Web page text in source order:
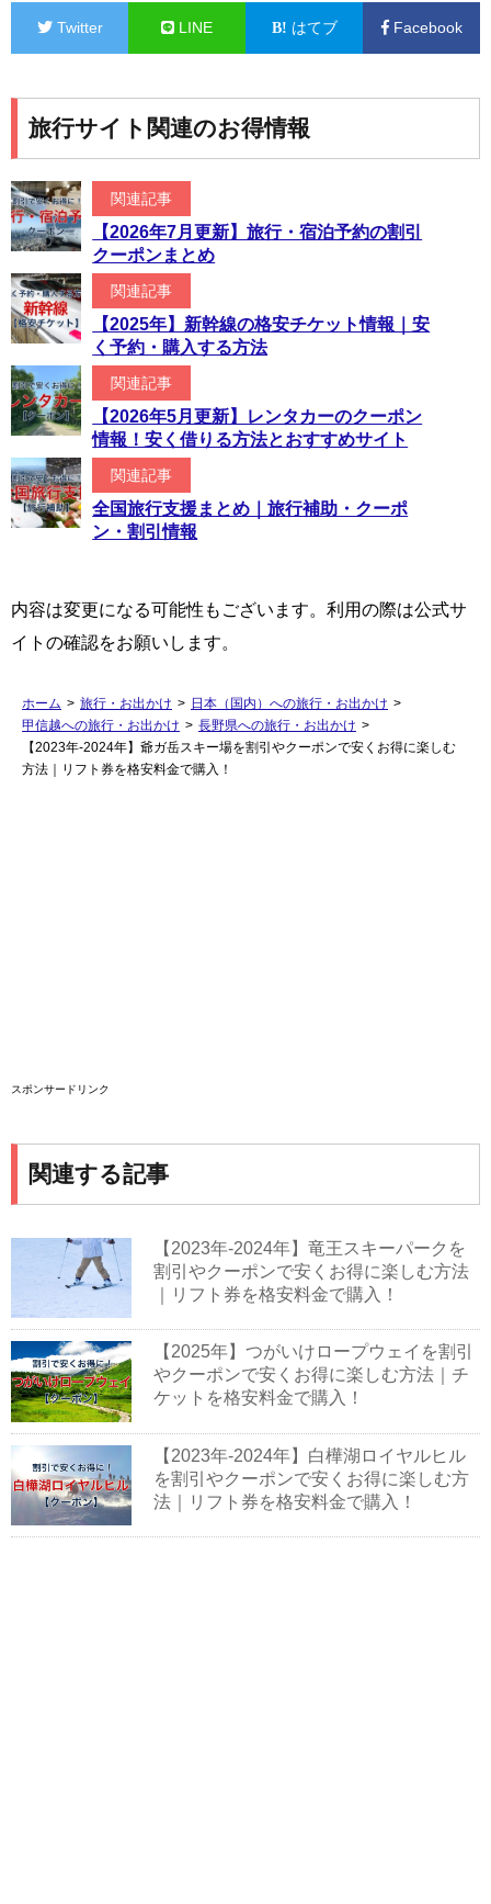
Twitter LINE はてブ Facebook
旅行サイト関連のお得情報
関連記事
【2026年7月更新】旅行・宿泊予約の割引
クーポンまとめ
関連記事
【2025年】新幹線の格安チケット情報｜安
く予約・購入する方法
関連記事
【2026年5月更新】レンタカーのクーポン
情報！安く借りる方法とおすすめサイト
関連記事
全国旅行支援まとめ｜旅行補助・クーポ
ン・割引情報
内容は変更になる可能性もございます。利用の際は公式サ
イトの確認をお願いします。
ホーム > 旅行・お出かけ > 日本（国内）への旅行・お出かけ >
甲信越への旅行・お出かけ > 長野県への旅行・お出かけ >
【2023年-2024年】爺ガ岳スキー場を割引やクーポンで安くお得に楽しむ
方法｜リフト券を格安料金で購入！
スポンサードリンク
関連する記事
【2023年-2024年】竜王スキーパークを
割引やクーポンで安くお得に楽しむ方法
｜リフト券を格安料金で購入！
【2025年】つがいけロープウェイを割引
やクーポンで安くお得に楽しむ方法｜チ
ケットを格安料金で購入！
【2023年-2024年】白樺湖ロイヤルヒル
を割引やクーポンで安くお得に楽しむ方
法｜リフト券を格安料金で購入！